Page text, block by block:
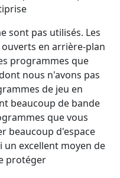
sont pas utilisés. Les
en arrière-plan
programmes que
nous n'avons pas
de jeu en
beaucoup de bande
que vous
beaucoup d'espace
un excellent moyen de
protéger